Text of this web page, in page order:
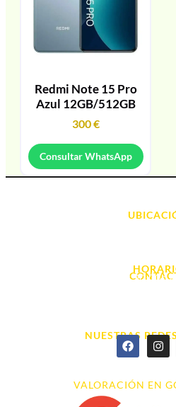
Redmi Note 15 Pro
Azul 12GB/512GB
300€
Consultar WhatsApp
L. - S. 10:00h
NUESTRAS
VALORACIÓN EN